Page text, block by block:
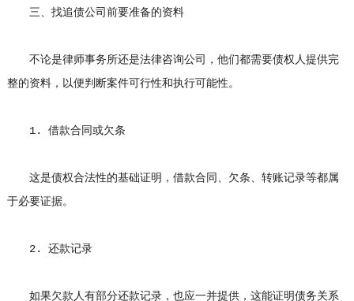
三、找追债公司前要准备的资料
不论是律师事务所还是法律咨询公司，他们都需要债权人提供完
整的资料，以便判断案件可行性和执行可能性。
1. 借款合同或欠条
这是债权合法性的基础证明，借款合同、欠条、转账记录等都属
于必要证据。
2. 还款记录
如果欠款人有部分还款记录，也应一并提供，这能证明债务关系